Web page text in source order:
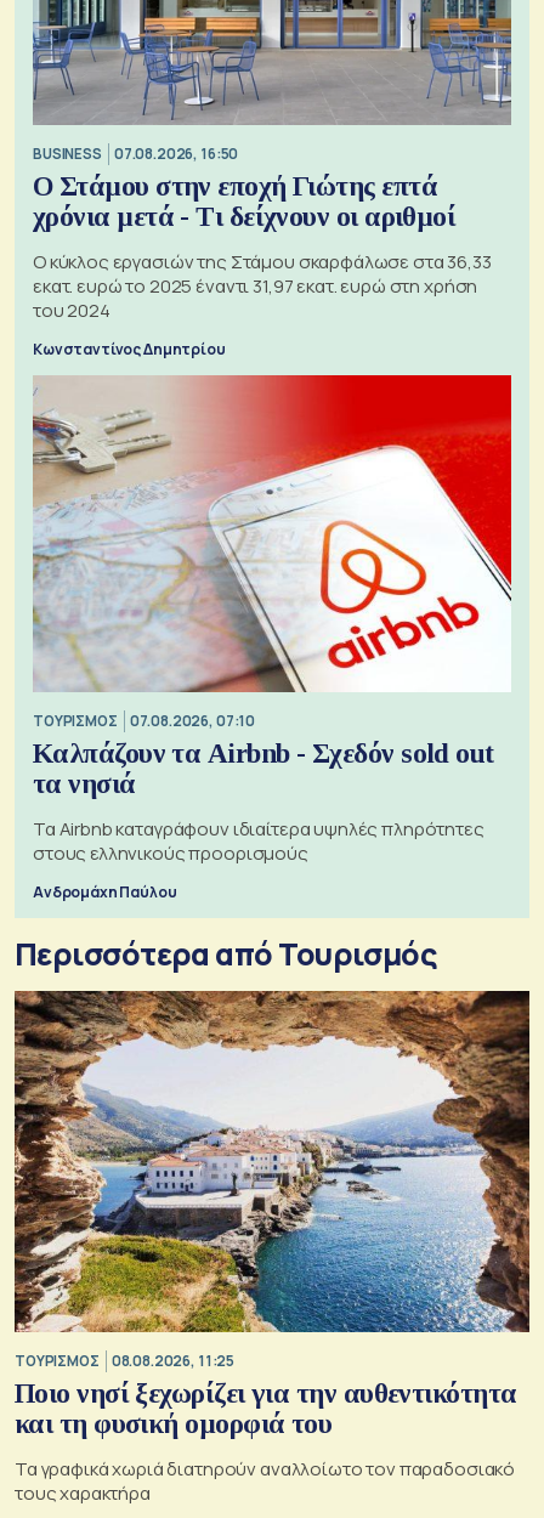
BUSINESS 07.08.2026, 16:50
Ο Στάμου στην εποχή Γιώτης επτά
χρόνια μετά - Τι δείχνουν οι αριθμοί
Ο κύκλος εργασιών της Στάμου σκαρφάλωσε στα 36,33
εκατ. ευρώ το 2025 έναντι 31,97 εκατ. ευρώ στη χρήση
του 2024
Κωνσταντίνος Δημητρίου
ΤΟΥΡΙΣΜΟΣ 07.08.2026, 07:10
Καλπάζουν τα Airbnb - Σχεδόν sold out
τα νησιά
Τα Airbnb καταγράφουν ιδιαίτερα υψηλές πληρότητες
στους ελληνικούς προορισμούς
Ανδρομάχη Παύλου
Περισσότερα από Τουρισμός
ΤΟΥΡΙΣΜΟΣ 08.08.2026, 11:25
Ποιο νησί ξεχωρίζει για την αυθεντικότητα
και τη φυσική ομορφιά του
Τα γραφικά χωριά διατηρούν αναλλοίωτο τον παραδοσιακό
τους χαρακτήρα